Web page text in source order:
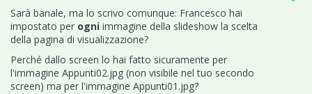
3) - al Passo_2 selezionare la pagina HOME, andare nel
menu >> Proprietà Pagina |Sezione Esperto |▪Codice
personalizzato| ▼-Prima della chiusura del tag
HEAD (terza selezione) ...>> ed incollare questa semplice
stringa di codice:
<style>#banner{display:block !important}</style>
Sarà banale, ma lo scrivo comunque: Francesco hai
impostato per ogni immagine della slideshow la scelta
della pagina di visualizzazione?
Perché dallo screen lo hai fatto sicuramente per
l'immagine Appunti02.jpg (non visibile nel tuo secondo
screen) ma per l'immagine Appunti01.jpg?